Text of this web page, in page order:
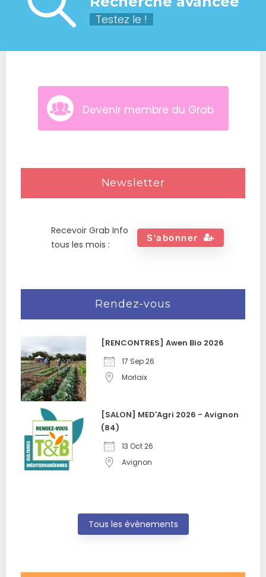
Testez le !
Devenir membre du Grab
Newsletter
Recevoir Grab Info
tous les mois :
S'abonner
Rendez-vous
[RENCONTRES] Awen Bio 2026
17 Sep 26
Morlaix
[SALON] MED'Agri 2026 - Avignon
(84)
13 Oct 26
Avignon
Tous les évènements